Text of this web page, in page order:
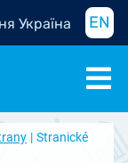
Україна EN
Stranické